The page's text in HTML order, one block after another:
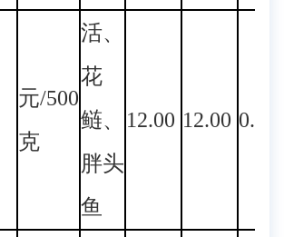
元/500
克
活、
花
鲢、
胖头
鱼
12.00 12.00 0.00